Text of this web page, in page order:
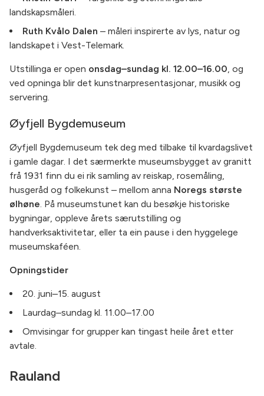
landskapsmåleri.
Ruth Kvålo Dalen – måleri inspirerte av lys, natur og
landskapet i Vest-Telemark.
Utstillinga er open onsdag–sundag kl. 12.00–16.00, og
ved opninga blir det kunstnarpresentasjonar, musikk og
servering.
Øyfjell Bygdemuseum
Øyfjell Bygdemuseum tek deg med tilbake til kvardagslivet
i gamle dagar. I det særmerkte museumsbygget av granitt
frå 1931 finn du ei rik samling av reiskap, rosemåling,
husgeråd og folkekunst – mellom anna Noregs største
ølhøne. På museumstunet kan du besøkje historiske
bygningar, oppleve årets særutstilling og
handverksaktivitetar, eller ta ein pause i den hyggelege
museumskaféen.
Opningstider
20. juni–15. august
Laurdag–sundag kl. 11.00–17.00
Omvisingar for grupper kan tingast heile året etter
avtale.
Rauland